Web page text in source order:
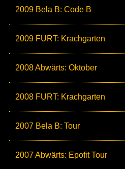
2009 Bela B: Code B
2009 FURT: Krachgarten
2008 Abwärts: Oktober
2008 FURT: Krachgarten
2007 Bela B: Tour
2007 Abwärts: Epofit Tour